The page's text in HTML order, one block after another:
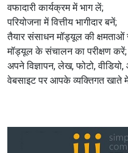
वफादारी कार्यक्रम में भाग लें;
परियोजना में वित्तीय भागीदार बनें;
तैयार संसाधन मॉड्यूल की क्षमताओं
मॉड्यूल के संचालन का परीक्षण करें;
अपने विज्ञापन, लेख, फोटो,
वेबसाइट पर आपके व्यक्तिगत खाते